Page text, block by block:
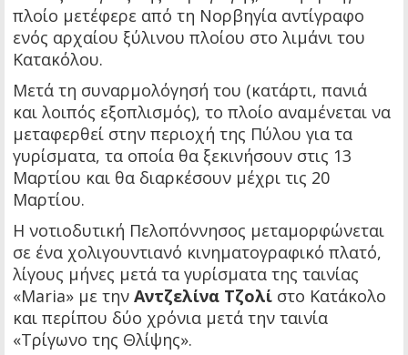
πλοίο μετέφερε από τη Νορβηγία αντίγραφο
ενός αρχαίου ξύλινου πλοίου στο λιμάνι του
Κατακόλου.
Μετά τη συναρμολόγησή του (κατάρτι, πανιά
και λοιπός εξοπλισμός), το πλοίο αναμένεται να
μεταφερθεί στην περιοχή της Πύλου για τα
γυρίσματα, τα οποία θα ξεκινήσουν στις 13
Μαρτίου και θα διαρκέσουν μέχρι τις 20
Μαρτίου.
Η νοτιοδυτική Πελοπόννησος μεταμορφώνεται
σε ένα χολιγουντιανό κινηματογραφικό πλατό,
λίγους μήνες μετά τα γυρίσματα της ταινίας
«Maria» με την Αντζελίνα Τζολί στο Κατάκολο
και περίπου δύο χρόνια μετά την ταινία
«Τρίγωνο της Θλίψης».